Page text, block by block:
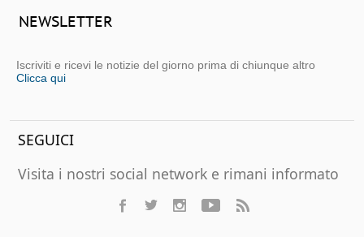
NEWSLETTER
Iscriviti e ricevi le notizie del giorno prima di chiunque altro
Clicca qui
SEGUICI
Visita i nostri social network e rimani informato